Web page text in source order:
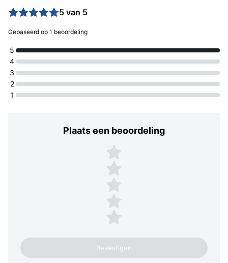
5 van 5
Gebaseerd op 1 beoordeling
5
4
3
2
1
Plaats een beoordeling
Plaats een beoordeling
5 sterren
4 sterren
3 sterren
2 sterren
1 ster